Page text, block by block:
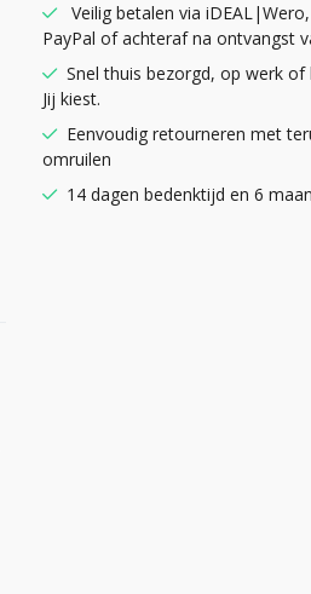
Veilig betalen via
PayPal of achteraf na ontvangst
Snel thuis bezorgd, op werk of
Jij kiest.
Eenvoudig retourneren met
omruilen
14 dagen bedenktijd en 6